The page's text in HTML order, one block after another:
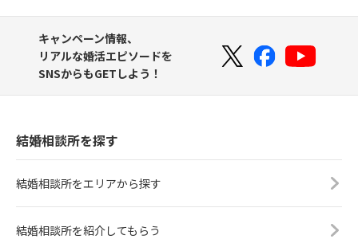
キャンペーン情報、
リアルな婚活エピソードを
SNSからもGETしよう！
結婚相談所を探す
結婚相談所をエリアから探す
結婚相談所を紹介してもらう